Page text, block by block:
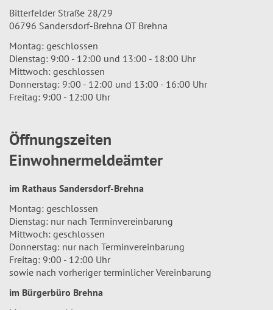
Bitterfelder Straße 28/29
06796 Sandersdorf-Brehna OT Brehna
Montag: geschlossen
Dienstag: 9:00 - 12:00 und 13:00 - 18:00 Uhr
Mittwoch: geschlossen
Donnerstag: 9:00 - 12:00 und 13:00 - 16:00 Uhr
Freitag: 9:00 - 12:00 Uhr
Öffnungszeiten
Einwohnermeldeämter
im Rathaus Sandersdorf-Brehna
Montag: geschlossen
Dienstag: nur nach Terminvereinbarung
Mittwoch: geschlossen
Donnerstag: nur nach Terminvereinbarung
Freitag: 9:00 - 12:00 Uhr
sowie nach vorheriger terminlicher Vereinbarung
im Bürgerbüro Brehna